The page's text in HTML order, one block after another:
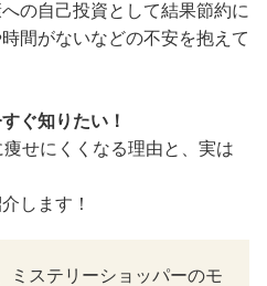
の自己投資として結果節約に
間がないなどの不安を抱えて
ぐ知りたい！
せにくくなる理由と、実は
します！
ミステリーショッパーのモ